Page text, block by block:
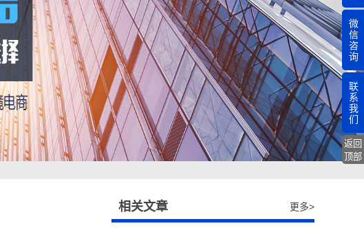
相关文章 更多>
微
信
咨
询
联
系
我
们
返回
顶部